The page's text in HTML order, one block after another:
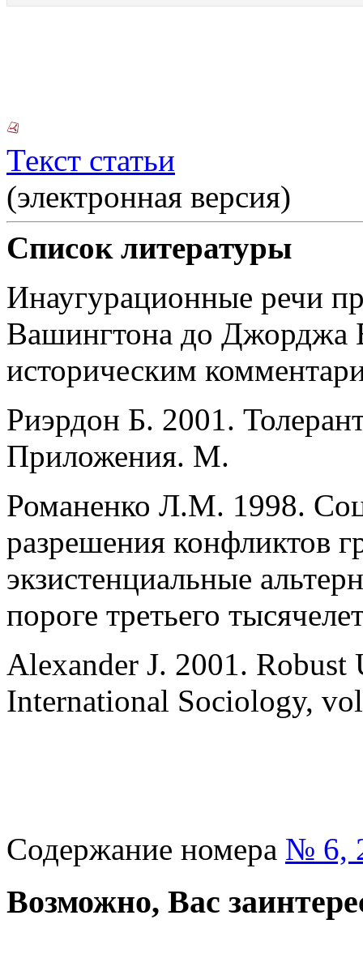
Текст статьи
(электронная версия)
Список литературы
Инаугурационные речи
Вашингтона до Джорджа
историческим
Риэрдон Б. 2001.
Приложения. М.
Романенко Л.М. 1998.
разрешения конфликтов
экзистенциальные
пороге третьего
Alexander J. 2001.
International Sociology,
Содержание номера № 6,
Возможно, Вас